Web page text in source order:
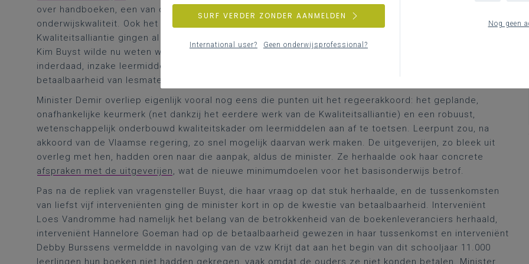
over handboeken, een van de cruciale elementen in het belangrijke en ruimere dossier van de
onderwijskwaliteit. Ook het
Kwaliteitsalliantie gingen al wat verder terug in de tijd. Die leverde na verloop van tijd een
Kim Buyst wilde nu weten wat de rol van de Kwaliteitsalliantie was in hethuidige
inderdaad, inzake leermiddelen stonden er ook plannen in het huidige regeerakkoord. En de zorg om de
betaalbaarheid van lesmateriaal was daarbij ook altijd een constante.
Minister Demir overliep eigenlijk vooral nog eens die punten uit het regeerakkoord: het geplande,
onafhankelijke keurmerk (net dankzij het eerdere werk van de Kwaliteitsalliantie) en een robuust,
wetenschappelijk onderbouwd kwaliteitskader om leermiddelen aan af te toetsen. Leerpunt zou, na
akkoord van de Vlaamse regering, zo snel mogelijk daarvan werk maken. De uitgeverijen, zo bleek uit
overleg met hen, hadden oren naar die aanpak, aldus de minister. Ze herhaalde ook haar concrete
afspraken met de uitgeverijen, wat de nieuwe minimumdoelen voor het basisonderwijs betrof.
Pas na de repliek van vragensteller Buyst, die haar vraag op dat stuk herhaalde, en de tussenkomsten
van liefst vijf interveniënten ging de minister kort in op de kwestie van betaalbaarheid. Interveniënt
Loes Vandromme had namelijk het belang van de betrokkenheid van de boekenleveranciers herhaald,
interveniënt Hannelore Goeman had op de betaalbaarheid gewezen in haar tussenkomst en interveniënt
Debby Burssens vermeldde in navolging van de vzw Krijt dat aan het begin van dit schooljaar 11.000
leerlingen hun boeken niet hadden gekregen, vaak omdat de ouders ze niet konden betalen. Minister
Nog geen
SURF VERDER ZONDER AANMELDEN
International user? Geen onderwijsprofessional?